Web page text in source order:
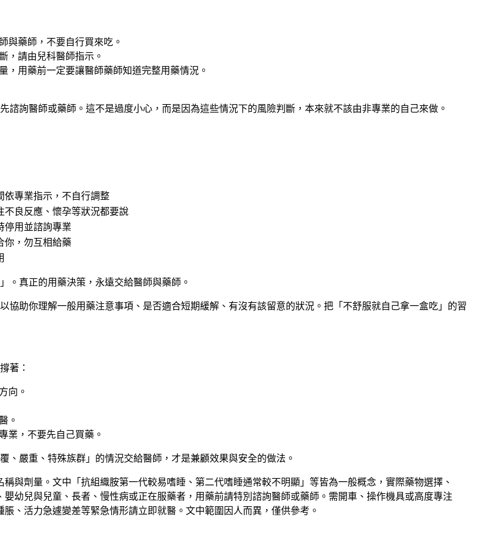
與藥師，不要自行買來吃。
，請由兒科醫師指示。
，用藥前一定要讓醫師藥師知道完整用藥情況。
諮詢醫師或藥師 。這不是過度小心，而是因為這些情況下的風險判斷，本來就不該由非專業的自己來做。
依專業指示，不自行調整
不良反應、懷孕等狀況都要說
停用並諮詢專業
你，勿互相給藥
。真正的用藥決策，永遠交給醫師與藥師。
協助你理解一般用藥注意事項、是否適合短期緩解、有沒有該留意的狀況。把「不舒服就自己拿一盒吃」的習
著：
向。
。
業，不要先自己買藥。
嚴重、特殊族群」的情況交給醫師，才是兼顧效果與安全的做法。
與劑量。文中「抗組織胺第一代較易嗜睡、第二代嗜睡通常較不明顯」等皆為一般概念，實際藥物選擇、
幼兒與兒童、長者、慢性病或正在服藥者，用藥前請特別諮詢醫師或藥師。需開車、操作機具或高度專注
、活力急遽變差等緊急情形請立即就醫。文中範圍因人而異，僅供參考。